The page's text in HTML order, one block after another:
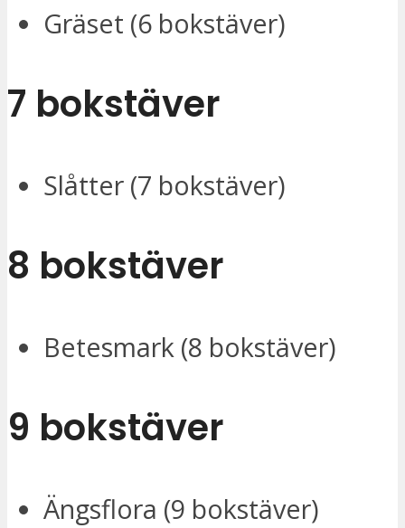
Gräset (6 bokstäver)
7 bokstäver
Slåtter (7 bokstäver)
8 bokstäver
Betesmark (8 bokstäver)
9 bokstäver
Ängsflora (9 bokstäver)